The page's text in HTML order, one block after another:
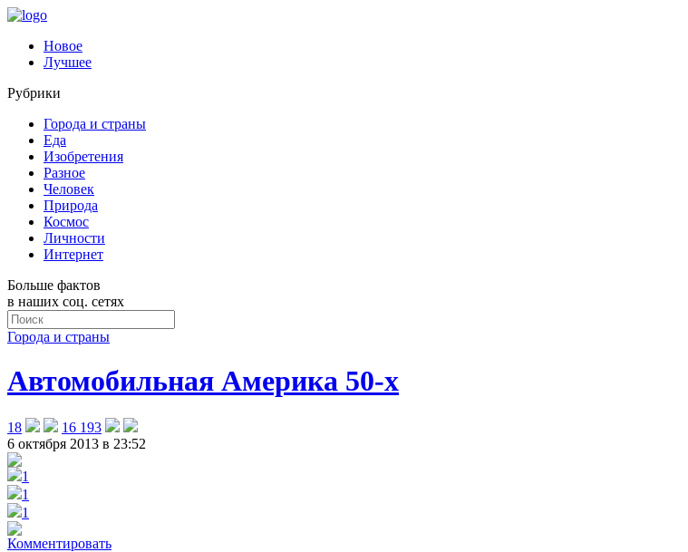
Новое
Лучшее
Рубрики
Города и страны
Еда
Изобретения
Разное
Человек
Природа
Космос
Личности
Интернет
Больше фактов
в наших соц. сетях
Города и страны
Автомобильная Америка 50-х
18
16 193
6 октября 2013 в 23:52
1
1
1
Комментировать